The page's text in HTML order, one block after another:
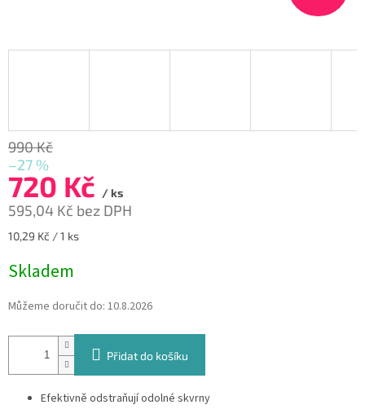
990 Kč
–27 %
720 Kč / ks
595,04 Kč bez DPH
Měrná
10,29 Kč / 1 ks
Skladem
Můžeme doručit do: 10.8.2026
Přidat do košíku
Efektivně odstraňují odolné skvrny